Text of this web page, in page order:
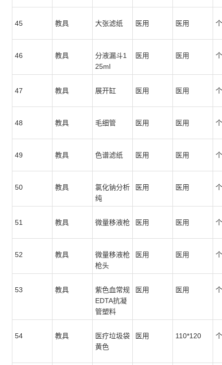
45 教具 大张滤纸 医用 医用 个
46 教具
分液漏斗1
25ml
医用 医用 个
47 教具 展开缸 医用 医用 个
48 教具 毛细管 医用 医用 个
49 教具 色谱滤纸 医用 医用 个
50 教具
氯化钠分析
纯
医用 医用 个
51 教具 微量移液枪 医用 医用 个
52 教具
微量移液枪
枪头
医用 医用 个
53 教具
紫色血常规
EDTA抗凝
管塑料
医用 医用 个
54 教具
医疗垃圾袋
黄色
医用 110*120 个